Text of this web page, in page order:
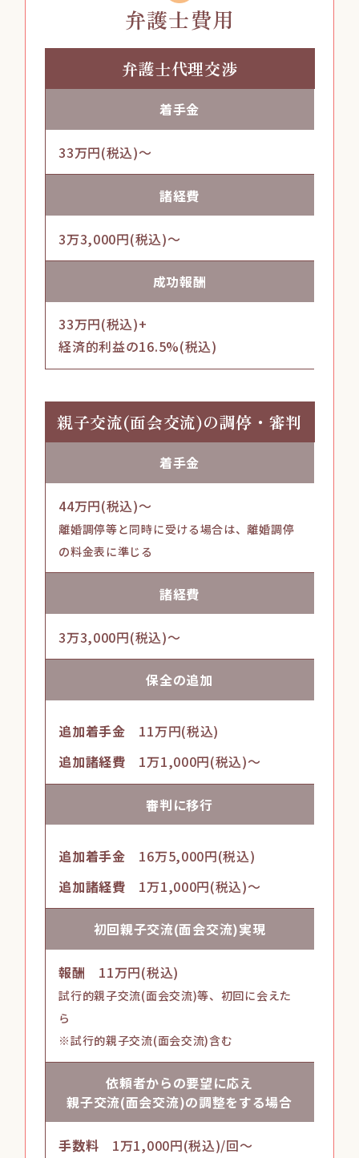
弁護士費用
弁護士代理交渉
着手金
33万円(税込)～
諸経費
3万3,000円(税込)～
成功報酬
33万円(税込)+
経済的利益の16.5%(税込)
親子交流(面会交流)の調停・審判
着手金
44万円(税込)～
離婚調停等と同時に受ける場合は、離婚調停
の料金表に準じる
諸経費
3万3,000円(税込)～
保全の追加
追加着手金
11万円(税込)
追加諸経費
1万1,000円(税込)～
審判に移行
追加着手金
16万5,000円(税込)
追加諸経費
1万1,000円(税込)～
初回親子交流(面会交流)実現
報酬 11万円(税込)
試行的親子交流(面会交流)等、初回に会えた
ら
※試行的親子交流(面会交流)含む
依頼者からの要望に応え
親子交流(面会交流)の調整をする場合
手数料 1万1,000円(税込)/回～